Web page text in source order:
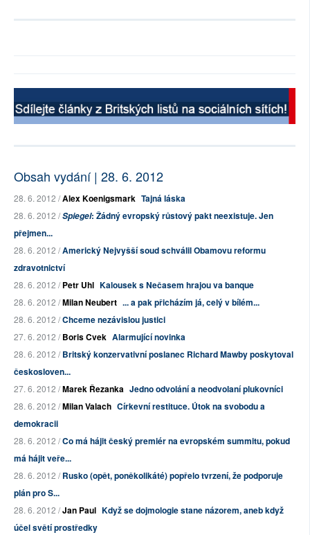
Obsah vydání | 28. 6. 2012
28. 6. 2012 /Alex Koenigsmark Tajná láska
28. 6. 2012 /Spiegel: Žádný evropský růstový pakt neexistuje. Jen
přejmen...
28. 6. 2012 /Americký Nejvyšší soud schválil Obamovu reformu
zdravotnictví
28. 6. 2012 /Petr Uhl Kalousek s Nečasem hrajou va banque
28. 6. 2012 /Milan Neubert ... a pak přicházím já, celý v bílém...
28. 6. 2012 /Chceme nezávislou justici
27. 6. 2012 /Boris Cvek Alarmující novinka
28. 6. 2012 /Britský konzervativní poslanec Richard Mawby poskytoval
českosloven...
27. 6. 2012 /Marek Řezanka Jedno odvolání a neodvolaní plukovníci
28. 6. 2012 /Milan Valach Církevní restituce. Útok na svobodu a
demokracii
28. 6. 2012 /Co má hájit český premiér na evropském summitu, pokud
má hájit veře...
28. 6. 2012 /Rusko (opět, poněkolikáté) popřelo tvrzení, že podporuje
plán pro S...
28. 6. 2012 /Jan Paul Když se dojmologie stane názorem, aneb když
účel světí prostředky